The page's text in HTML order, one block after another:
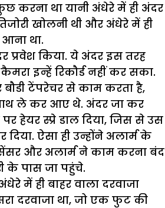
करना था यानी अंधेरे में ही अंदर
खोलनी थी और अंधेरे में ही
था.
प्रवेश किया. ये अंदर इस तरह
इन्हें रिकौर्ड नहीं कर सका.
टेंपरेचर से काम करता है,
ले कर आए थे. अंदर जा कर
हेयर स्प्रे डाल दिया, जिस से उस
ऐसा ही उन्होंने अलार्म के
सेंसर और अलार्म ने काम करना बंद
के पास जा पहुंचे.
में ही बाहर वाला दरवाजा
दरवाजा था, जो एक फुट की